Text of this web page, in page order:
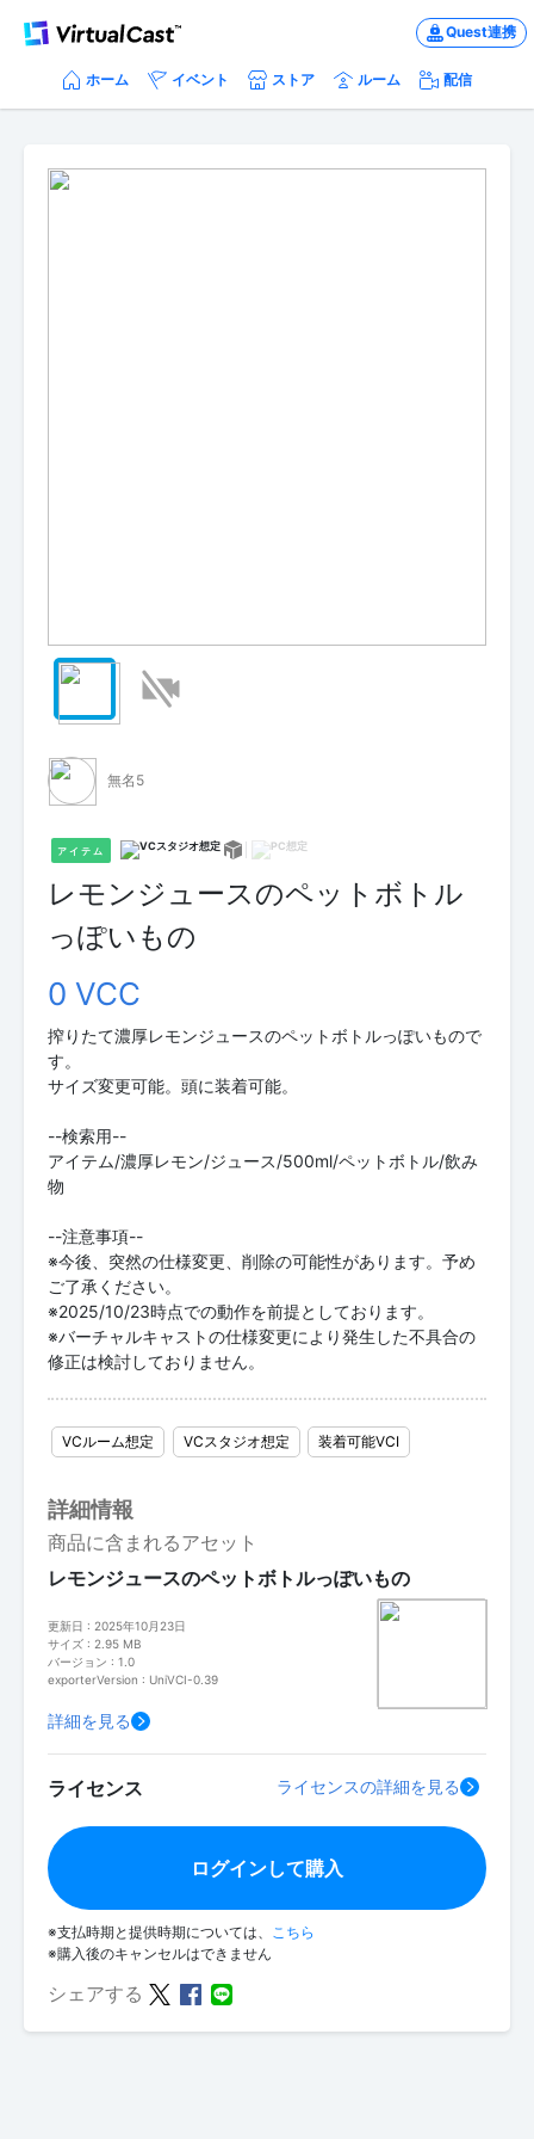
Quest連携
ホーム イベント ストア ルーム 配信
無名5
アイテム
レモンジュースのペットボトル
っぽいもの
0 VCC
搾りたて濃厚レモンジュースのペットボトルっぽいもので
す。
サイズ変更可能。頭に装着可能。
--検索用--
アイテム/濃厚レモン/ジュース/500ml/ペットボトル/飲み
物
--注意事項--
※今後、突然の仕様変更、削除の可能性があります。予め
ご了承ください。
※2025/10/23時点での動作を前提としております。
※バーチャルキャストの仕様変更により発生した不具合の
修正は検討しておりません。
VCルーム想定 VCスタジオ想定 装着可能VCI
詳細情報
商品に含まれるアセット
レモンジュースのペットボトルっぽいもの
更新日 : 2025年10月23日
サイズ : 2.95 MB
バージョン : 1.0
exporterVersion : UniVCI-0.39
詳細を見る
ライセンス ライセンスの詳細を見る
ログインして購入
※支払時期と提供時期については、 こちら
※購入後のキャンセルはできません
シェアする